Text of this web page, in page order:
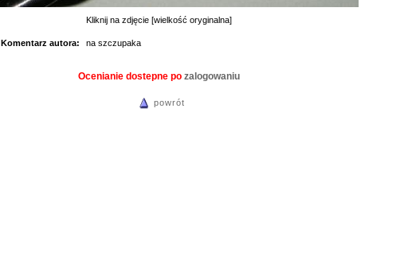
Kliknij na zdjęcie [wielkość oryginalna]
Komentarz autora: na szczupaka
Ocenianie dostepne po zalogowaniu
powrót